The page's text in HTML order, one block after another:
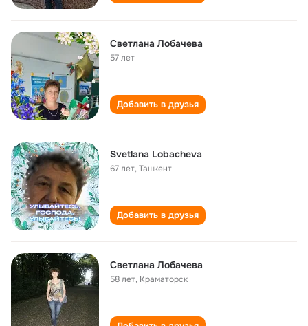
Светлана Лобачева
57 лет
Добавить в друзья
Svetlana Lobacheva
67 лет,Ташкент
Добавить в друзья
Светлана Лобачева
58 лет, Краматорск